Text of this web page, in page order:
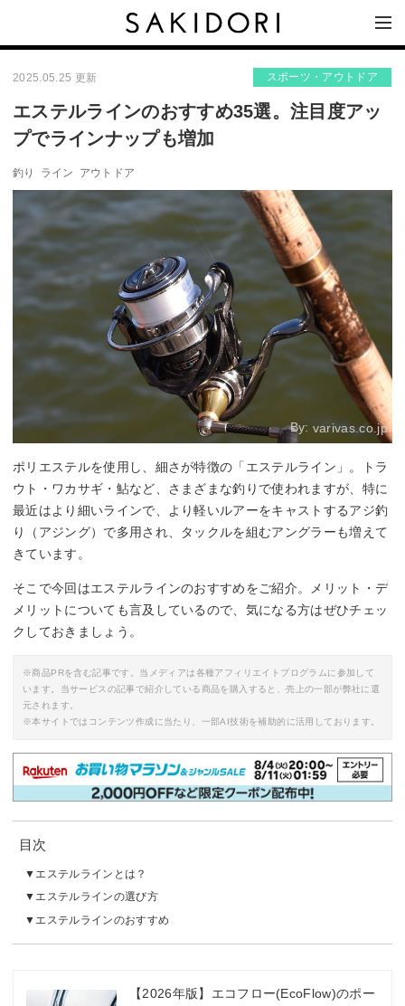
2025.05.25 更新 スポーツ・アウトドア
エステルラインのおすすめ35選。注目度アッ
プでラインナップも増加
釣り ライン アウトドア
By: varivas.co.jp
ポリエステルを使用し、細さが特徴の「エステルライン」。トラ
ウト・ワカサギ・鮎など、さまざまな釣りで使われますが、特に
最近はより細いラインで、より軽いルアーをキャストするアジ釣
り（アジング）で多用され、タックルを組むアングラーも増えて
きています。
そこで今回はエステルラインのおすすめをご紹介。メリット・デ
メリットについても言及しているので、気になる方はぜひチェッ
クしておきましょう。
※商品PRを含む記事です。当メディアは各種アフィリエイトプログラムに参加して
います。当サービスの記事で紹介している商品を購入すると、売上の一部が弊社に還
元されます。
※本サイトではコンテンツ作成に当たり、一部AI技術を補助的に活用しております。
目次
エステルラインとは？
エステルラインの選び方
エステルラインのおすすめ
【2026年版】エコフロー(EcoFlow)のポー